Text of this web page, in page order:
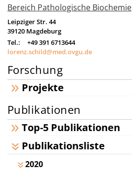
Bereich Pathologische Biochemie
Leipziger Str. 44
39120 Magdeburg
Tel.:
+49 391 6713644
lorenz.schild@med.ovgu.de
Forschung
Projekte
Publikationen
Top-5 Publikationen
Publikationsliste
2020